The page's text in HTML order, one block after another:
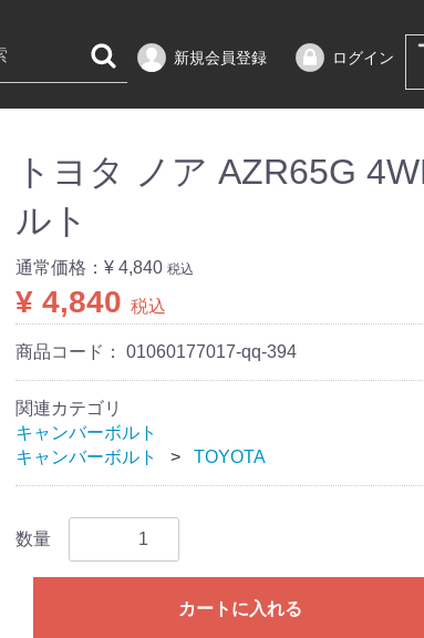
新規会員登録 ログイン
トヨタ ノア AZR65G
ルト
通常価格： ¥ 4,840 税込
¥ 4,840 税込
商品コード： 01060177017-qq-394
関連カテゴリ
キャンバーボルト
キャンバーボルト
TOYOTA
数量
カートに入れる